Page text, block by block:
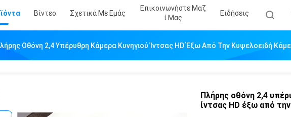
Βίντεο Σχετικά Με Εμάς
Επικοινωνήστε Μαζ
Ί Μας
Ειδήσεις
Οθόνη 2,4 Υπέρυθρη Κάμερα Κυνηγιού Ίντσας HD Έξω Από Την Κυψελοειδή
Πλήρης οθόνη 2,4
ίντσας HD έξω από